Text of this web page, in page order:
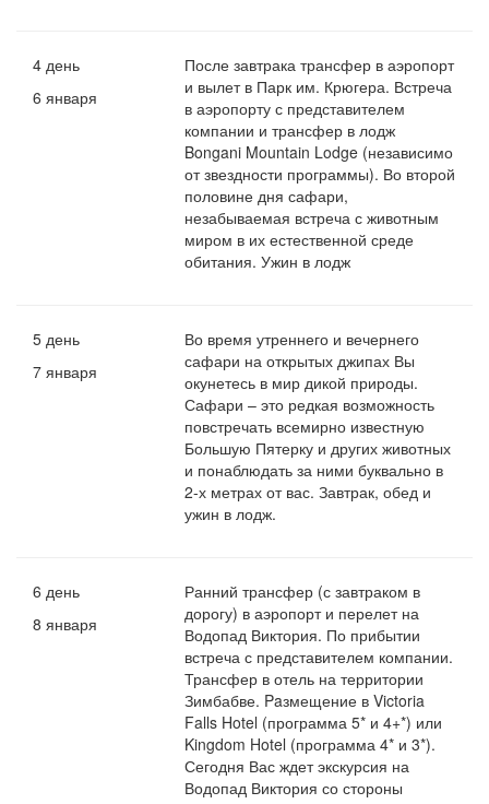
4 день
6 января
После завтрака трансфер в аэропорт
и вылет в Парк им. Крюгера. Встреча
в аэропорту с представителем
компании и трансфер в лодж
Bongani Mountain Lodge (независимо
от звездности программы). Во второй
половине дня сафари,
незабываемая встреча с животным
миром в их естественной среде
обитания. Ужин в лодж
5 день
7 января
Во время утреннего и вечернего
сафари на открытых джипах Вы
окунетесь в мир дикой природы.
Сафари – это редкая возможность
повстречать всемирно известную
Большую Пятерку и других животных
и понаблюдать за ними буквально в
2-х метрах от вас. Завтрак, обед и
ужин в лодж.
6 день
8 января
Ранний трансфер (с завтраком в
дорогу) в аэропорт и перелет на
Водопад Виктория. По прибытии
встреча с представителем компании.
Трансфер в отель на территории
Зимбабве. Paзмещение в Victoria
Falls Hotel (программа 5* и 4+*) или
Kingdom Hotel (программа 4* и 3*).
Сегодня Вас ждет экскурсия на
Водопад Виктория со стороны